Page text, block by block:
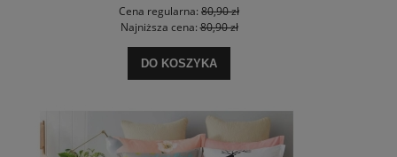
Cena regularna: 80,90 zł
Najniższa cena:80,90 zł
DO KOSZYKA